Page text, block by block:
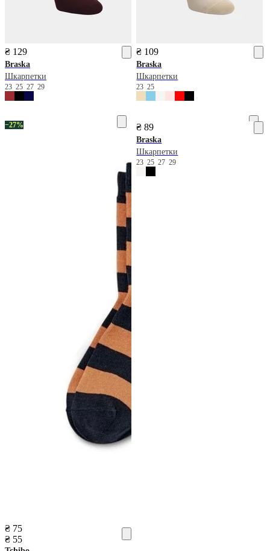
₴ 129
Braska
Шкарпетки
23 25 27 29
₴ 109
Braska
Шкарпетки
2325
−27%
₴ 75
₴ 55
₴ 89
Braska
Шкарпетки
23252729